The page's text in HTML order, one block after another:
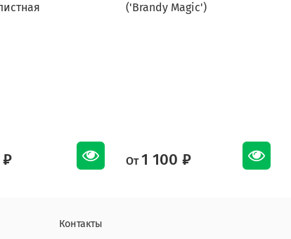
₽
('Brandy Magic')
От 1 100 ₽
Контакты